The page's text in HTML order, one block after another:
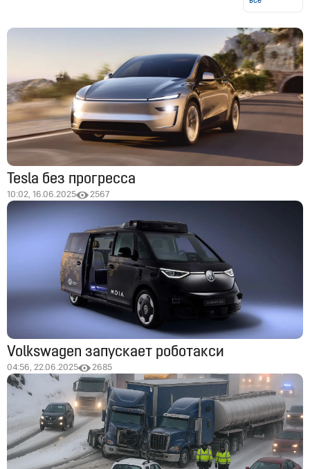
Tesla без прогресса
10:02, 16.06.2025 2567
Volkswagen запускает роботакси
04:56, 22.06.2025 2685